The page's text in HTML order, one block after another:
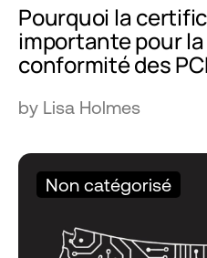
Pourquoi la
importante pour
conformité des
by Lisa Holmes
Non catégorisé